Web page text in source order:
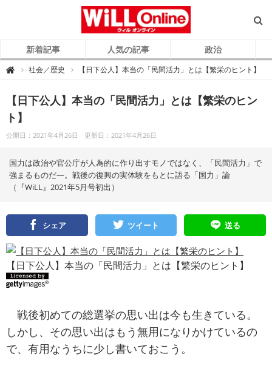
新着記事 人気の記事 政治

O
n
i
e
（
ル
オ
ン
ラ
イ
社会／歴史 【日下公人】本当の「民間活力」とは【繁栄のヒント】
【日下公人】本当の「民間活力」とは【繁栄のヒン
ト】
公開日：2021年4月26日 更新日：2021年4月26日
国力は政治や官公庁が人為的に作り出すモノではなく、「民間活力」で
強まるものだ―。戦後の復興の実体験をもとに語る「国力」論
（『WiLL』2021年5月号初出）
シェア ツイート 送る
【日下公人】本当の「民間活力」とは【繁栄のヒント】
戦後初めての総選挙の思い出は今も生きている。
しかし、その思い出はもう無用になりかけているの
で、有用なうちに少し書いておこう。